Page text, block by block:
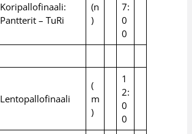
Koripallofinaali:
Pantterit – TuRi
(n
)
7:
0
0
Lentopallofinaali
(
m
)
1
2:
0
0